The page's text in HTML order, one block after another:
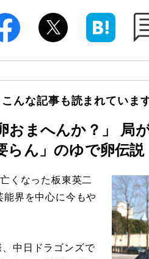
こんな記事も読まれていま
おまへんか？」 局
らん」のゆで卵伝説
くなった板東英二
能界を中心に今もや
中日ドラゴンズで